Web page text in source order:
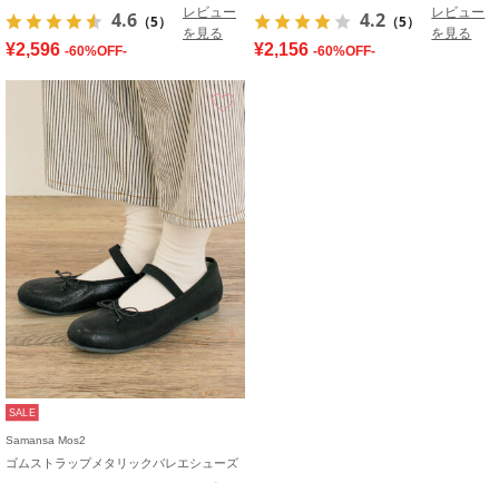
4.6 （5）
レビュー
を見る
¥2,596 -60%OFF-
4.2 （5）
レビュー
を見る
¥2,156 -60%OFF-
お気に入り
SALE
Samansa Mos2
ゴムストラップメタリックバレエシューズ